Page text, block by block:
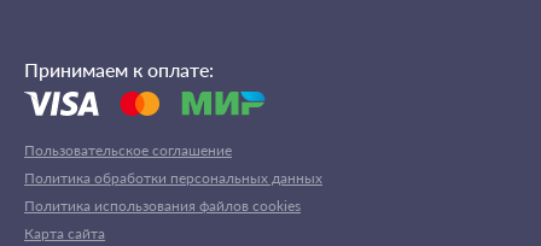
Принимаем к оплате:
Пользовательское соглашение
Политика обработки персональных данных
Политика использования файлов cookies
Карта сайта